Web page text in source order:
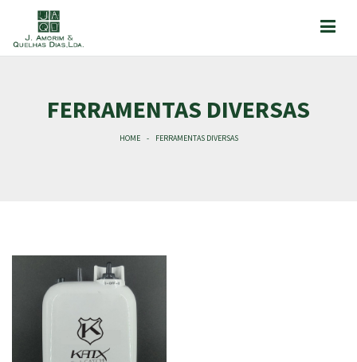
FERRAMENTAS DIVERSAS
HOME FERRAMENTAS DIVERSAS